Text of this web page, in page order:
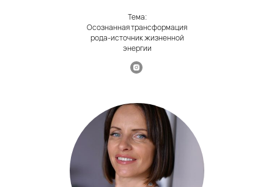
Тема:
Осознанная трансформация
рода-источник жизненной
энергии